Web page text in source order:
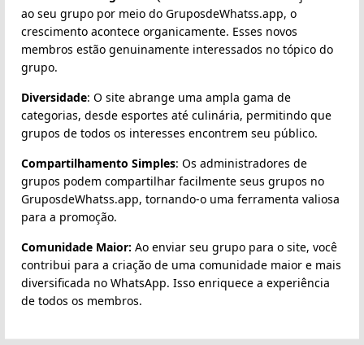
ao seu grupo por meio do GruposdeWhatss.app, o
crescimento acontece organicamente. Esses novos
membros estão genuinamente interessados no tópico do
grupo.
Diversidade: O site abrange uma ampla gama de
categorias, desde esportes até culinária, permitindo que
grupos de todos os interesses encontrem seu público.
Compartilhamento Simples: Os administradores de
grupos podem compartilhar facilmente seus grupos no
GruposdeWhatss.app, tornando-o uma ferramenta valiosa
para a promoção.
Comunidade Maior: Ao enviar seu grupo para o site, você
contribui para a criação de uma comunidade maior e mais
diversificada no WhatsApp. Isso enriquece a experiência
de todos os membros.